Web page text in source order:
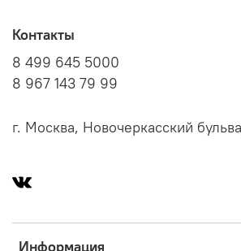
Информация
Контакты
8 499 645 5000
8 967 143 79 99
г. Москва, Новочеркасский